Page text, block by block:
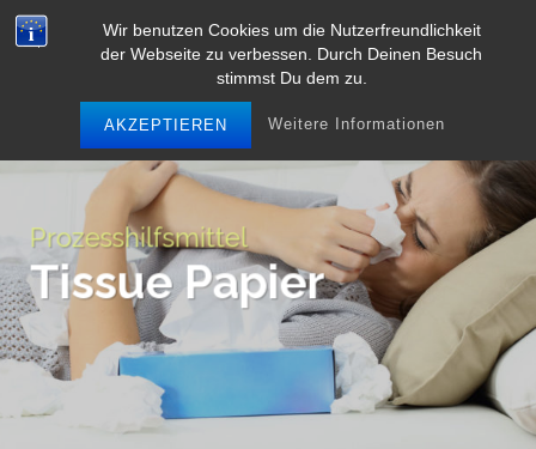
Wir benutzen Cookies um die Nutzerfreundlichkeit
der Webseite zu verbessen. Durch Deinen Besuch
stimmst Du dem zu.
AKZEPTIEREN Weitere Informationen
Skip
to
Prozesshilfsmittel
Tissue Papier